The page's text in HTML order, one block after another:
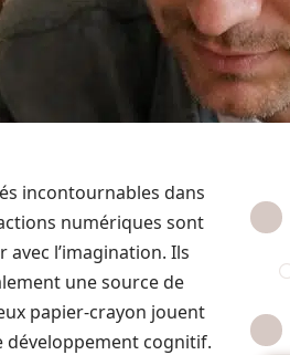
incontournables dans
numériques sont
l’imagination. Ils
une source de
papier-crayon jouent
développement cognitif.